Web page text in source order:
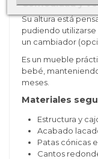
Comodidad y
Su altura está
pudiendo
un cambiador
Es un mueble
bebé,
meses.
Materiales
Estructura y
Acabado
Patas cónicas
Cantos